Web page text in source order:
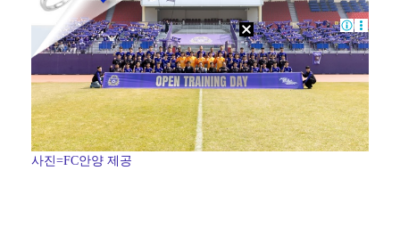
[ST포토] 전예성, 벌써 덥네
사진=FC안양 제공